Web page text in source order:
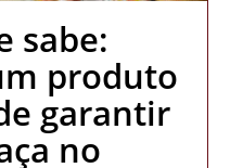
sabe:
produto
garantir
no